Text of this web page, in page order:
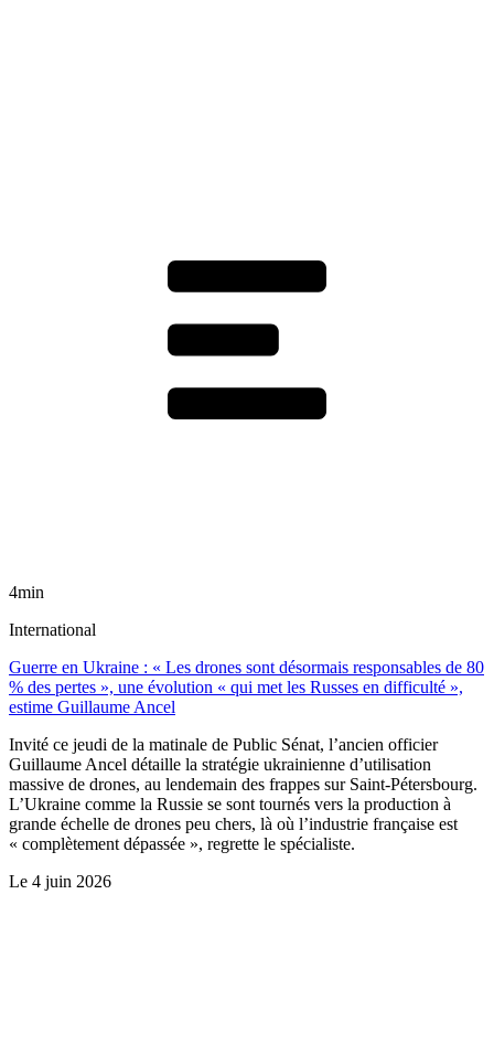
4min
International
Guerre en Ukraine : « Les drones sont désormais responsables de 80
% des pertes », une évolution « qui met les Russes en difficulté »,
estime Guillaume Ancel
Invité ce jeudi de la matinale de Public Sénat, l’ancien officier
Guillaume Ancel détaille la stratégie ukrainienne d’utilisation
massive de drones, au lendemain des frappes sur Saint-Pétersbourg.
L’Ukraine comme la Russie se sont tournés vers la production à
grande échelle de drones peu chers, là où l’industrie française est
« complètement dépassée », regrette le spécialiste.
Le 4 juin 2026